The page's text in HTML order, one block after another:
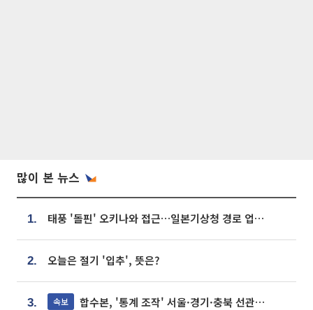
많이 본 뉴스
1. 태풍 '돌핀' 오키나와 접근…일본기상청 경로 업데이트
2. 오늘은 절기 '입추', 뜻은?
3. 속보 합수본, '통계 조작' 서울·경기·충북 선관위 등 추가 압수수색